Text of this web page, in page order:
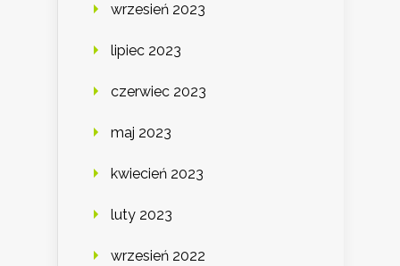
wrzesień 2023
lipiec 2023
czerwiec 2023
maj 2023
kwiecień 2023
luty 2023
wrzesień 2022